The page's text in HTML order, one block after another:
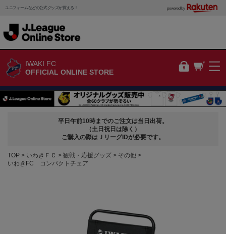
ユニフォームなどの公式グッズが買える！ powered by
IWAKI FC
OFFICIAL ONLINE STORE
平日午前10時までのご注文は当日出荷。
（土日祝日は除く）
ご購入の際はＪリーグIDが必要です。
TOP いわきＦＣ 観戦・応援グッズ
その他
いわきFC コンパクトチェア